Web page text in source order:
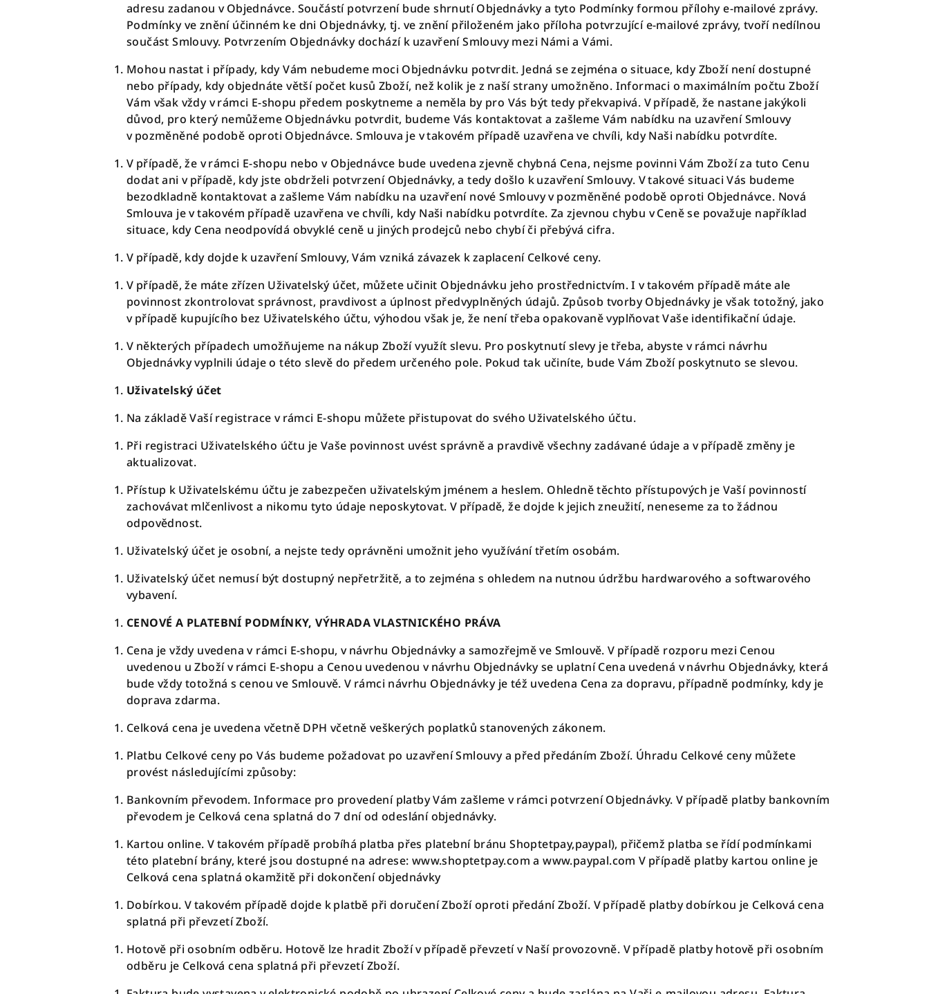
adresu zadanou v Objednávce. Součástí potvrzení bude shrnutí Objednávky a tyto Podmínky formou přílohy e-mailové zprávy.
Podmínky ve znění účinném ke dni Objednávky, tj. ve znění přiloženém jako příloha potvrzující e-mailové zprávy, tvoří nedílnou
součást Smlouvy. Potvrzením Objednávky dochází k uzavření Smlouvy mezi Námi a Vámi.
Mohou nastat i případy, kdy Vám nebudeme moci Objednávku potvrdit. Jedná se zejména o situace, kdy Zboží není dostupné
nebo případy, kdy objednáte větší počet kusů Zboží, než kolik je z naší strany umožněno. Informaci o maximálním počtu Zboží
Vám však vždy v rámci E-shopu předem poskytneme a neměla by pro Vás být tedy překvapivá. V případě, že nastane jakýkoli
důvod, pro který nemůžeme Objednávku potvrdit, budeme Vás kontaktovat a zašleme Vám nabídku na uzavření Smlouvy
v pozměněné podobě oproti Objednávce. Smlouva je v takovém případě uzavřena ve chvíli, kdy Naši nabídku potvrdíte.
V případě, že v rámci E-shopu nebo v Objednávce bude uvedena zjevně chybná Cena, nejsme povinni Vám Zboží za tuto Cenu
dodat ani v případě, kdy jste obdrželi potvrzení Objednávky, a tedy došlo k uzavření Smlouvy. V takové situaci Vás budeme
bezodkladně kontaktovat a zašleme Vám nabídku na uzavření nové Smlouvy v pozměněné podobě oproti Objednávce. Nová
Smlouva je v takovém případě uzavřena ve chvíli, kdy Naši nabídku potvrdíte. Za zjevnou chybu v Ceně se považuje například
situace, kdy Cena neodpovídá obvyklé ceně u jiných prodejců nebo chybí či přebývá cifra.
V případě, kdy dojde k uzavření Smlouvy, Vám vzniká závazek k zaplacení Celkové ceny.
V případě, že máte zřízen Uživatelský účet, můžete učinit Objednávku jeho prostřednictvím. I v takovém případě máte ale
povinnost zkontrolovat správnost, pravdivost a úplnost předvyplněných údajů. Způsob tvorby Objednávky je však totožný, jako
v případě kupujícího bez Uživatelského účtu, výhodou však je, že není třeba opakovaně vyplňovat Vaše identifikační údaje.
V některých případech umožňujeme na nákup Zboží využít slevu. Pro poskytnutí slevy je třeba, abyste v rámci návrhu
Objednávky vyplnili údaje o této slevě do předem určeného pole. Pokud tak učiníte, bude Vám Zboží poskytnuto se slevou.
Uživatelský účet
Na základě Vaší registrace v rámci E-shopu můžete přistupovat do svého Uživatelského účtu.
Při registraci Uživatelského účtu je Vaše povinnost uvést správně a pravdivě všechny zadávané údaje a v případě změny je
aktualizovat.
Přístup k Uživatelskému účtu je zabezpečen uživatelským jménem a heslem. Ohledně těchto přístupových je Vaší povinností
zachovávat mlčenlivost a nikomu tyto údaje neposkytovat. V případě, že dojde k jejich zneužití, neneseme za to žádnou
odpovědnost.
Uživatelský účet je osobní, a nejste tedy oprávněni umožnit jeho využívání třetím osobám.
Uživatelský účet nemusí být dostupný nepřetržitě, a to zejména s ohledem na nutnou údržbu hardwarového a softwarového
vybavení.
CENOVÉ A PLATEBNÍ PODMÍNKY, VÝHRADA VLASTNICKÉHO PRÁVA
Cena je vždy uvedena v rámci E-shopu, v návrhu Objednávky a samozřejmě ve Smlouvě. V případě rozporu mezi Cenou
uvedenou u Zboží v rámci E-shopu a Cenou uvedenou v návrhu Objednávky se uplatní Cena uvedená v návrhu Objednávky, která
bude vždy totožná s cenou ve Smlouvě. V rámci návrhu Objednávky je též uvedena Cena za dopravu, případně podmínky, kdy je
doprava zdarma.
Celková cena je uvedena včetně DPH včetně veškerých poplatků stanovených zákonem.
Platbu Celkové ceny po Vás budeme požadovat po uzavření Smlouvy a před předáním Zboží. Úhradu Celkové ceny můžete
provést následujícími způsoby:
Bankovním převodem. Informace pro provedení platby Vám zašleme v rámci potvrzení Objednávky. V případě platby bankovním
převodem je Celková cena splatná do 7 dní od odeslání objednávky.
Kartou online. V takovém případě probíhá platba přes platební bránu Shoptetpay,paypal), přičemž platba se řídí podmínkami
této platební brány, které jsou dostupné na adrese: www.shoptetpay.com a www.paypal.com V případě platby kartou online je
Celková cena splatná okamžitě při dokončení objednávky
Dobírkou. V takovém případě dojde k platbě při doručení Zboží oproti předání Zboží. V případě platby dobírkou je Celková cena
splatná při převzetí Zboží.
Hotově při osobním odběru. Hotově lze hradit Zboží v případě převzetí v Naší provozovně. V případě platby hotově při osobním
odběru je Celková cena splatná při převzetí Zboží.